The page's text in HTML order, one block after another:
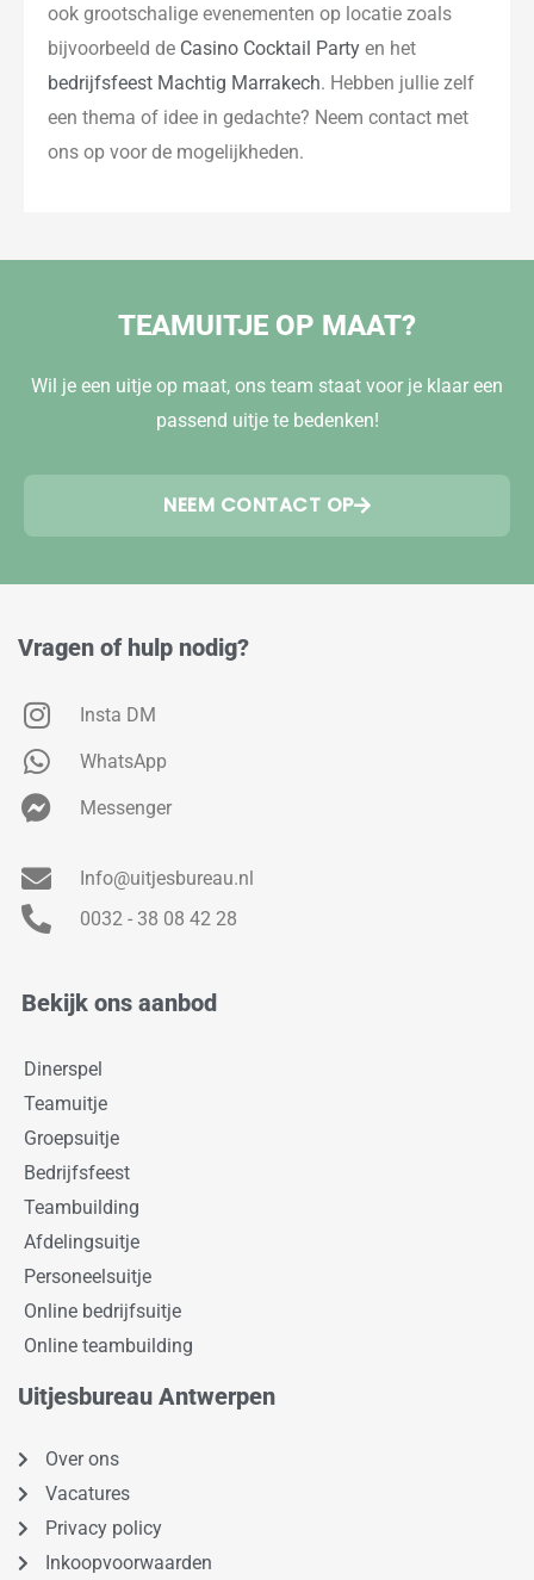
ook grootschalige evenementen op locatie zoals
bijvoorbeeld de Casino Cocktail Party en het
bedrijfsfeest Machtig Marrakech. Hebben jullie zelf
een thema of idee in gedachte? Neem contact met
ons op voor de mogelijkheden.
TEAMUITJE OP MAAT?
Wil je een uitje op maat, ons team staat voor je klaar een
passend uitje te bedenken!
NEEM CONTACT OP
Vragen of hulp nodig?
Insta DM
WhatsApp
Messenger
Info@uitjesbureau.nl
0032 - 38 08 42 28
Bekijk ons aanbod
Dinerspel
Teamuitje
Groepsuitje
Bedrijfsfeest
Teambuilding
Afdelingsuitje
Personeelsuitje
Online bedrijfsuitje
Online teambuilding
Uitjesbureau Antwerpen
Over ons
Vacatures
Privacy policy
Inkoopvoorwaarden